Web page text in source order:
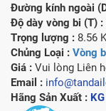
Đường kính ngoài
Độ dày vòng bi (T) :
Trọng lượng : 8.56
Chủng Loại : Vòng
Giá : Vui lòng Liên
Email :
Hãng Sản Xuất :